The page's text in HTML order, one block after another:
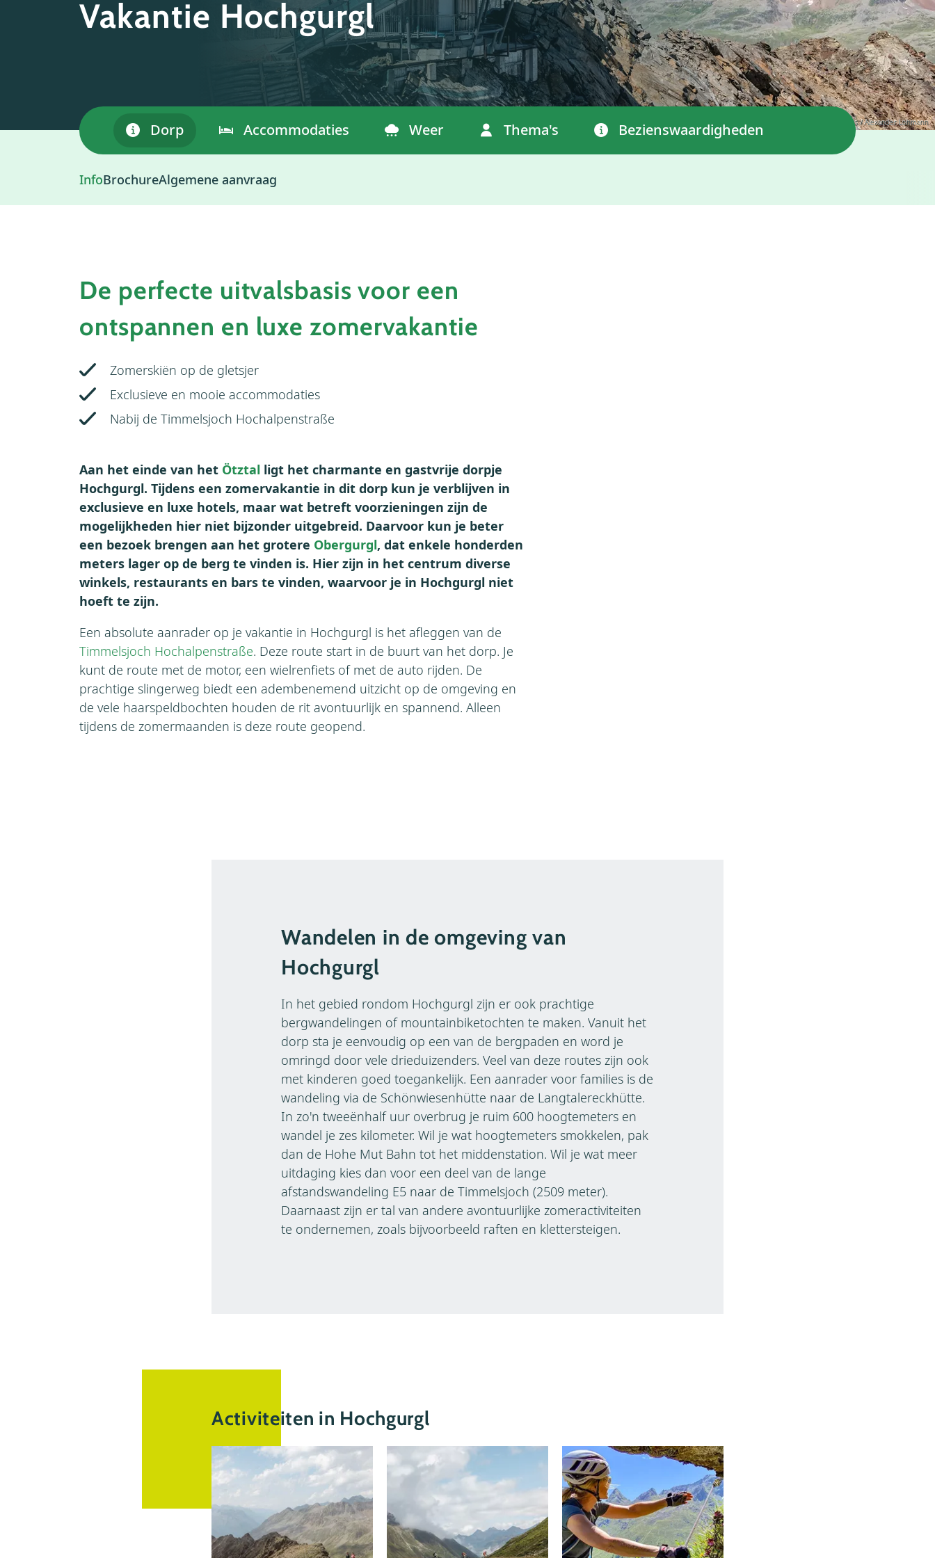
© Ötztal Tourismus / Alexander Lohmann
Vakantie Hochgurgl
Dorp Accommodaties Weer Thema's Bezienswaardigheden
InfoBrochureAlgemene aanvraag
De perfecte uitvalsbasis voor een
ontspannen en luxe zomervakantie
Zomerskiën op de gletsjer
Exclusieve en mooie accommodaties
Nabij de Timmelsjoch Hochalpenstraße
Aan het einde van het Ötztal ligt het charmante en gastvrije dorpje
Hochgurgl. Tijdens een zomervakantie in dit dorp kun je verblijven in
exclusieve en luxe hotels, maar wat betreft voorzieningen zijn de
mogelijkheden hier niet bijzonder uitgebreid. Daarvoor kun je beter
een bezoek brengen aan het grotere Obergurgl, dat enkele honderden
meters lager op de berg te vinden is. Hier zijn in het centrum diverse
winkels, restaurants en bars te vinden, waarvoor je in Hochgurgl niet
hoeft te zijn.
Een absolute aanrader op je vakantie in Hochgurgl is het afleggen van de
Timmelsjoch Hochalpenstraße. Deze route start in de buurt van het dorp. Je
kunt de route met de motor, een wielrenfiets of met de auto rijden. De
prachtige slingerweg biedt een adembenemend uitzicht op de omgeving en
de vele haarspeldbochten houden de rit avontuurlijk en spannend. Alleen
tijdens de zomermaanden is deze route geopend.
Wandelen in de omgeving van
Hochgurgl
In het gebied rondom Hochgurgl zijn er ook prachtige
bergwandelingen of mountainbiketochten te maken. Vanuit het
dorp sta je eenvoudig op een van de bergpaden en word je
omringd door vele drieduizenders. Veel van deze routes zijn ook
met kinderen goed toegankelijk. Een aanrader voor families is de
wandeling via de Schönwiesenhütte naar de Langtalereckhütte.
In zo'n tweeënhalf uur overbrug je ruim 600 hoogtemeters en
wandel je zes kilometer. Wil je wat hoogtemeters smokkelen, pak
dan de Hohe Mut Bahn tot het middenstation. Wil je wat meer
uitdaging kies dan voor een deel van de lange
afstandswandeling E5 naar de Timmelsjoch (2509 meter).
Daarnaast zijn er tal van andere avontuurlijke zomeractiviteiten
te ondernemen, zoals bijvoorbeeld raften en klettersteigen.
Activiteiten in Hochgurgl